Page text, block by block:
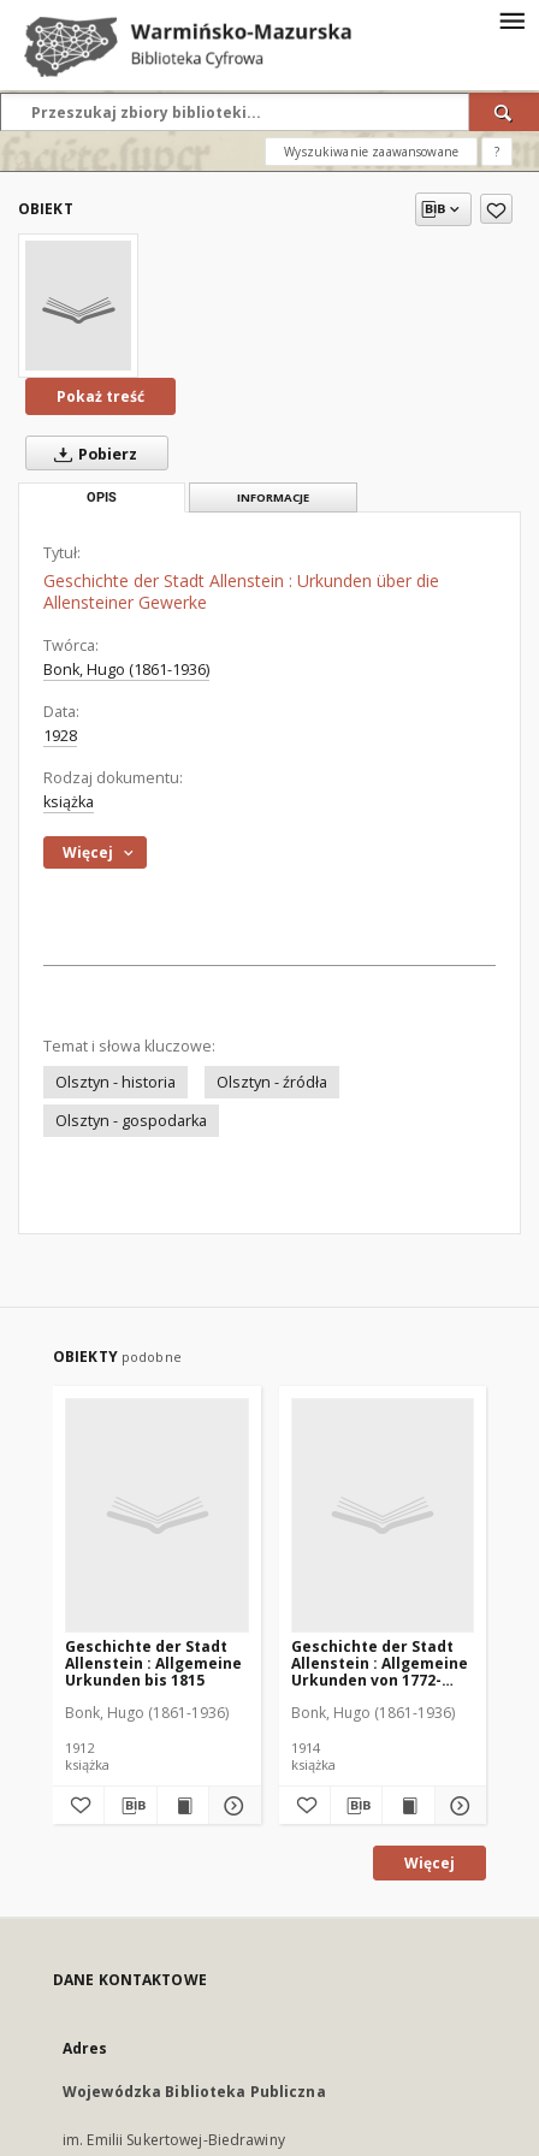
Wyszukiwanie zaawansowane ?
OBIEKT
Pokaż treść
Pobierz
OPIS INFORMACJE
Tytuł:
Geschichte der Stadt Allenstein : Urkunden über die
Allensteiner Gewerke
Twórca:
Bonk, Hugo (1861-1936)
Data:
1928
Rodzaj dokumentu:
książka
Więcej
Temat i słowa kluczowe:
Olsztyn - historia
Olsztyn - źródła
Olsztyn - gospodarka
OBIEKTY podobne
Geschichte der Stadt
Allenstein : Allgemeine
Urkunden bis 1815
Bonk, Hugo (1861-1936)
1912
książka
Geschichte der Stadt
Allenstein : Allgemeine
Urkunden von 1772-
Bonk, Hugo (1861-1936)
1914
książka
Więcej
DANE KONTAKTOWE
Adres
Wojewódzka Biblioteka Publiczna
im. Emilii Sukertowej-Biedrawiny